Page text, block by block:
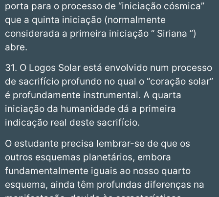
porta para o processo de “iniciação cósmica”
que a quinta iniciação (normalmente
considerada a primeira iniciação “ Siriana ”)
abre.
31. O Logos Solar está envolvido num processo
de sacrifício profundo no qual o “coração solar”
é profundamente instrumental. A quarta
iniciação da humanidade dá a primeira
indicação real deste sacrifício.
O estudante precisa lembrar-se de que os
outros esquemas planetários, embora
fundamentalmente iguais ao nosso quarto
esquema, ainda têm profundas diferenças na